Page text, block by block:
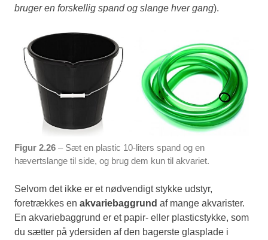
bruger en forskellig spand og slange hver gang).
Figur 2.26 – Sæt en plastic 10-liters spand og en
hævertslange til side, og brug dem kun til akvariet.
Selvom det ikke er et nødvendigt stykke udstyr,
foretrækkes en akvariebaggrund af mange akvarister.
En akvariebaggrund er et papir- eller plasticstykke, som
du sætter på ydersiden af den bagerste glasplade i